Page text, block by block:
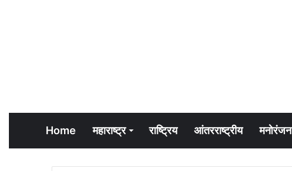
Home महाराष्ट्र राष्ट्रिय आंतरराष्ट्रीय मनोरंजन